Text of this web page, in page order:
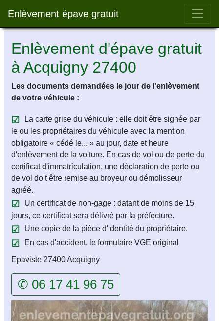
Enlèvement épave gratuit Bar
Enlèvement d'épave gratuit
à Acquigny 27400
Les documents demandées le jour de l'enlèvement
de votre véhicule :
La carte grise du véhicule : elle doit être signée par
le ou les propriétaires du véhicule avec la mention
obligatoire « cédé le... » au jour, date et heure
d'enlèvement de la voiture. En cas de vol ou de perte du
certificat d'immatriculation, une déclaration de perte ou
de vol doit être remise au broyeur ou démolisseur
agréé.
Un certificat de non-gage : datant de moins de 15
jours, ce certificat sera délivré par la préfecture.
Une copie de la pièce d'identité du propriétaire.
En cas d'accident, le formulaire VGE original
Epaviste 27400 Acquigny
✆ 06 17 41 96 75